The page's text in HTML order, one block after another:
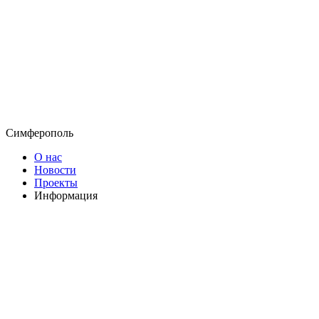
Симферополь
О нас
Новости
Проекты
Информация